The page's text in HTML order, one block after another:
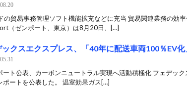
の貿易事務管理ソフト機能拡充などに充当 貿易関連業務の効
（ゼンポート、東京）は8月20日、[…]
ックスエクスプレス、「40年に配送車両100％EV化
ート公表、カーボンニュートラル実現へ活動積極化 フェデッ
ポートを公表した。 温室効果ガス[…]